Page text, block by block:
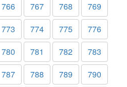
766 767 768
769
773 774 775
776
780 781 782
783
787 788 789
790